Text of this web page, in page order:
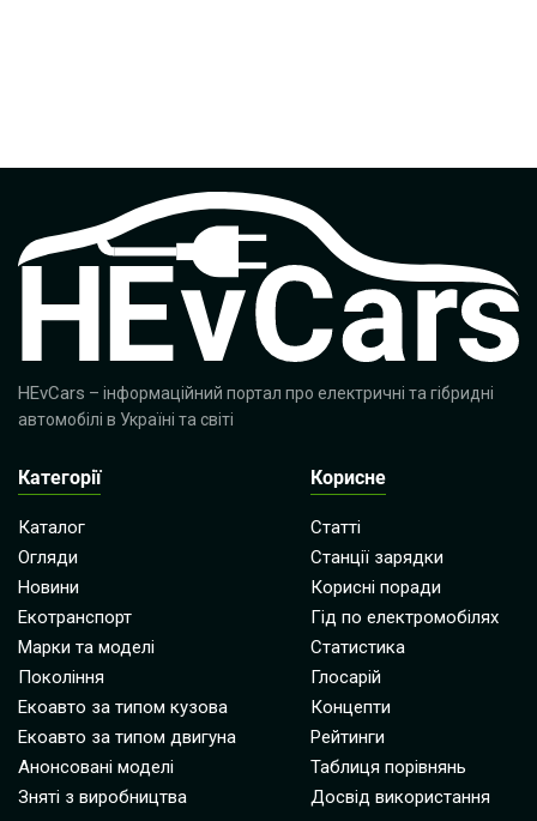
HEvCars – інформаційний портал про електричні та гібридні
автомобілі в Україні та світі
Категорії
Каталог
Огляди
Новини
Екотранспорт
Марки та моделі
Покоління
Екоавто за типом кузова
Екоавто за типом двигуна
Анонсовані моделі
Зняті з виробництва
Корисне
Статті
Станції зарядки
Корисні поради
Гід по електромобілях
Статистика
Глосарій
Концепти
Рейтинги
Таблиця порівнянь
Досвід використання